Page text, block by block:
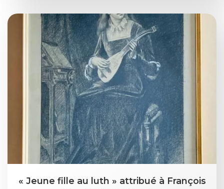
« Jeune fille au luth » attribué à François